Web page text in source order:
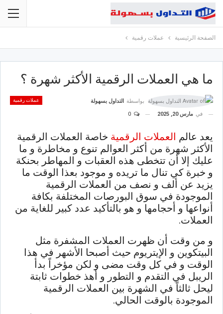
الصفحة الرئيسية عملات رقمية
ما هي العملات الرقمية الأكثر شهرة ؟
عملات رقمية بواسطة
التداول بسهولة
في مارس 20, 2025
يعد عالم العملات الرقمية خاصة العملات الرقمية
الأكثر شهرة من أكثر العوالم تنوع و مخاطرة و ما
عليك إلا أن تتخطى هذه العقبات و المهاطر بحنكة
و خبرة كي تنال ما تريده و موجود بعذا الوقت ما
يزيد عن ألف و نصف من العملات الرقمية
الموجودة في سوق البورصات المختلفة بكافة
أنواعها و أحجامها و هو بالتأكيد عدد كبير للغاية من
العملات.
و من وقت أن ظهرت العملات المشفرة مثل
البيتكوين و الإيتريوم حيث أصبحا الأشهر في هذا
الوقت و في كل وقت مضى و لكن مؤخراً بدأ
الريبل في التقدم و التطور و أهذ خطوات ثابتة
ليحل ثالثاً في الشهرة بين العملات الرقمية
الموجودة بالوقت الحالي.